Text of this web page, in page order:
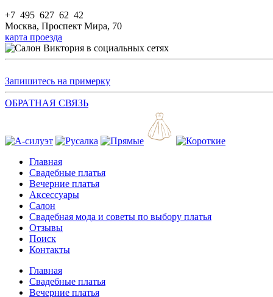
+7 495 627 62 42
Москва, Проспект Мира, 70
карта проезда
Запишитесь на примерку
ОБРАТНАЯ СВЯЗЬ
Главная
Свадебные платья
Вечерние платья
Аксессуары
Салон
Свадебная мода и советы по выбору платья
Отзывы
Поиск
Контакты
Главная
Свадебные платья
Вечерние платья